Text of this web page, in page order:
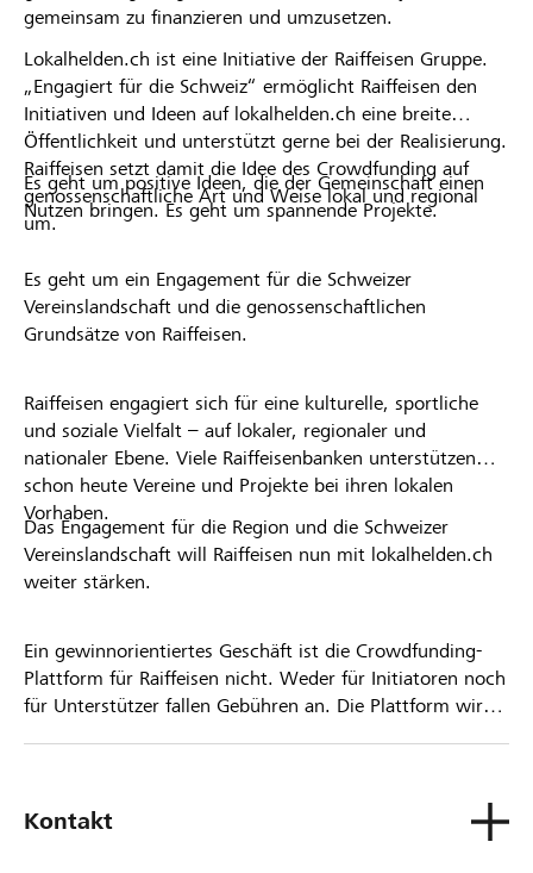
gemeinsam zu finanzieren und umzusetzen.
Lokalhelden.ch ist eine Initiative der Raiffeisen Gruppe.
„Engagiert für die Schweiz“ ermöglicht Raiffeisen den
Initiativen und Ideen auf lokalhelden.ch eine breite
Öffentlichkeit und unterstützt gerne bei der Realisierung.
Raiffeisen setzt damit die Idee des Crowdfunding auf
genossenschaftliche Art und Weise lokal und regional
um.
Es geht um positive Ideen, die der Gemeinschaft einen
Nutzen bringen. Es geht um spannende Projekte.
Es geht um ein Engagement für die Schweizer
Vereinslandschaft und die genossenschaftlichen
Grundsätze von Raiffeisen.
Raiffeisen engagiert sich für eine kulturelle, sportliche
und soziale Vielfalt – auf lokaler, regionaler und
nationaler Ebene. Viele Raiffeisenbanken unterstützen
schon heute Vereine und Projekte bei ihren lokalen
Vorhaben.
Das Engagement für die Region und die Schweizer
Vereinslandschaft will Raiffeisen nun mit lokalhelden.ch
weiter stärken.
Ein gewinnorientiertes Geschäft ist die Crowdfunding-
Plattform für Raiffeisen nicht. Weder für Initiatoren noch
für Unterstützer fallen Gebühren an. Die Plattform wird
Kontakt